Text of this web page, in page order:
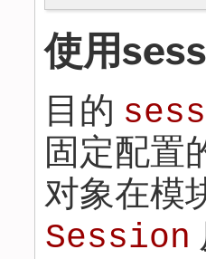
使用
目的
固定配置
对象在模
Session